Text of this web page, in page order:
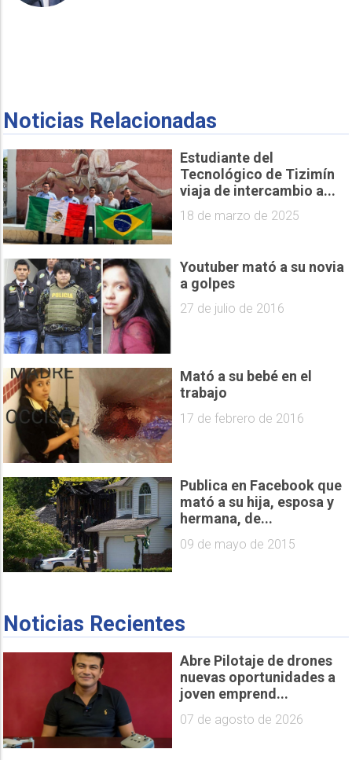
Noticias Relacionadas
Estudiante del
Tecnológico de Tizimín
viaja de intercambio a...
18 de marzo de 2025
Youtuber mató a su novia
a golpes
27 de julio de 2016
Mató a su bebé en el
trabajo
17 de febrero de 2016
Publica en Facebook que
mató a su hija, esposa y
hermana, de...
09 de mayo de 2015
Noticias Recientes
Abre Pilotaje de drones
nuevas oportunidades a
joven emprend...
07 de agosto de 2026